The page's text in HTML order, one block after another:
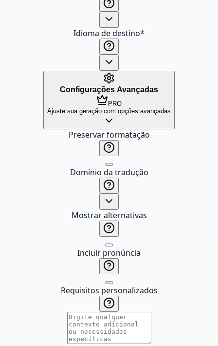
Idioma de destino*
Configurações Avançadas
PRO
Ajuste sua geração com opções avançadas
Preservar formatação
Domínio da tradução
Mostrar alternativas
Incluir pronúncia
Requisitos personalizados